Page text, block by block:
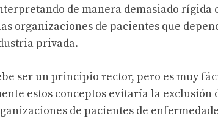
de manera demasiado rígida
organizaciones de pacientes que
privada.
ser un principio rector, pero es muy
estos conceptos evitaría la exclusión
de pacientes de